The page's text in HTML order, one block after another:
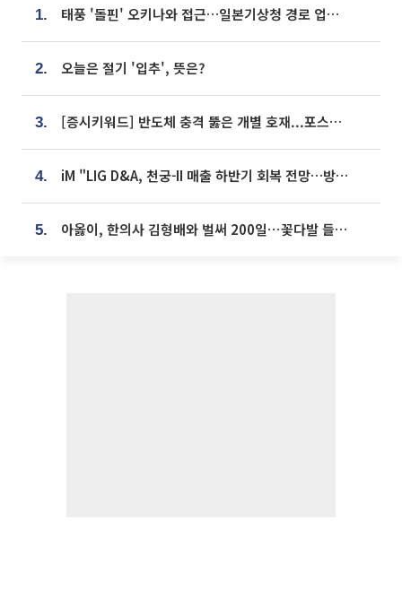
1. 태풍 '돌핀' 오키나와 접근…일본기상청 경로 업데이트
2. 오늘은 절기 '입추', 뜻은?
3. [증시키워드] 반도체 충격 뚫은 개별 호재...포스코퓨처엠·에코프로·한화솔루션 '눈길'
4. iM "LIG D&A, 천궁-II 매출 하반기 회복 전망…방산 톱픽 유지"
5. 아옳이, 한의사 김형배와 벌써 200일⋯꽃다발 들고 "프러포즈 아냐"